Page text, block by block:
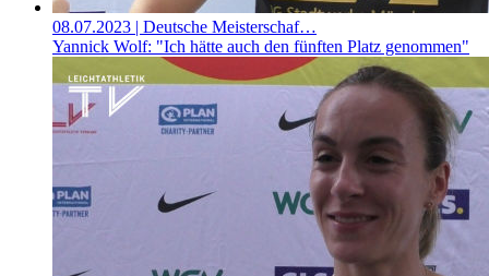
08.07.2023 | Deutsche Meisterschaf…
Yannick Wolf: "Ich hätte auch den fünften Platz genommen"